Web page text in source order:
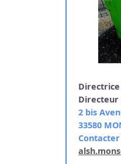
Directrice
Directeur
2 bis
33580
Contacter